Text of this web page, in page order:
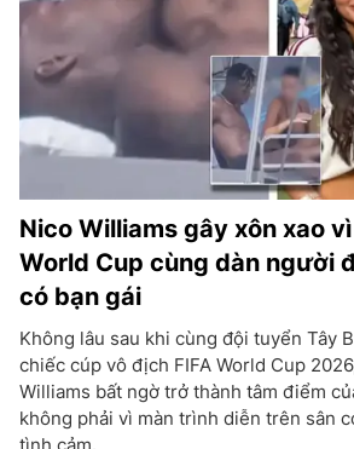
Nico Williams gây xôn xao
World Cup cùng dàn người
có bạn gái
Không lâu sau khi cùng đội tuyển Tây
chiếc cúp vô địch FIFA World Cup
Williams bất ngờ trở thành tâm điểm
không phải vì màn trình diễn trên sân